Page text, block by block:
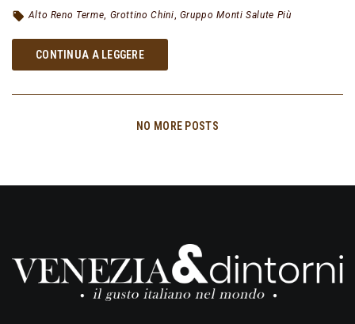
Alto Reno Terme, Grottino Chini, Gruppo Monti Salute Più
CONTINUA A LEGGERE
NO MORE POSTS